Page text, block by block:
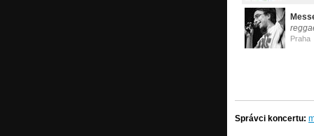
Praha
Správci koncertu: